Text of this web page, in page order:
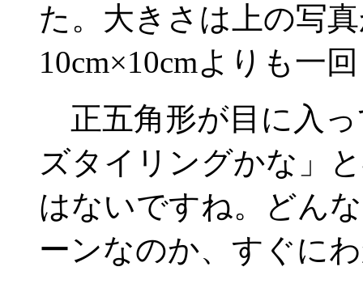
た。大きさは上の写
10cm×10cmよりも一
正五角形が目に入
ズタイリングかな」
はないですね。どん
ーンなのか、すぐに